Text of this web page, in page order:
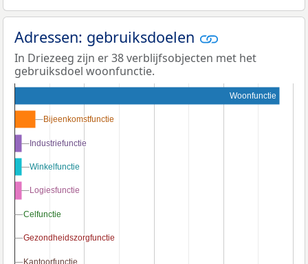
Adressen: gebruiksdoelen
In Driezeeg zijn er 38 verblijfsobjecten met het
gebruiksdoel woonfunctie.
Woonfunctie
Bijeenkomstfunctie
Bijeenkomstfunctie
Industriefunctie
Industriefunctie
Winkelfunctie
Winkelfunctie
Logiesfunctie
Logiesfunctie
Celfunctie
Celfunctie
Gezondheidszorgfunctie
Gezondheidszorgfunctie